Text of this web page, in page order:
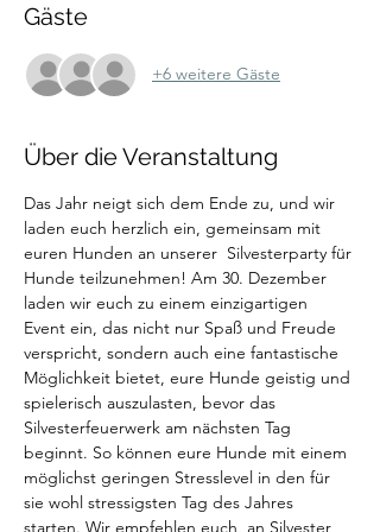
Gäste
+6 weitere Gäste
Über die Veranstaltung
Das Jahr neigt sich dem Ende zu, und wir
laden euch herzlich ein, gemeinsam mit
euren Hunden an unserer  Silvesterparty für
Hunde teilzunehmen! Am 30. Dezember
laden wir euch zu einem einzigartigen
Event ein, das nicht nur Spaß und Freude
verspricht, sondern auch eine fantastische
Möglichkeit bietet, eure Hunde geistig und
spielerisch auszulasten, bevor das
Silvesterfeuerwerk am nächsten Tag
beginnt. So können eure Hunde mit einem
möglichst geringen Stresslevel in den für
sie wohl stressigsten Tag des Jahres
starten. Wir empfehlen euch, an Silvester